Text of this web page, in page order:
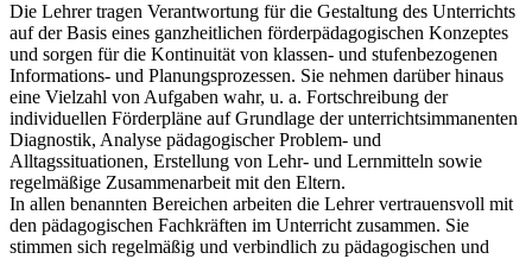
Die Lehrer tragen Verantwortung für die Gestaltung des Unterrichts
auf der Basis eines ganzheitlichen förderpädagogischen Konzeptes
und sorgen für die Kontinuität von klassen- und stufenbezogenen
Informations- und Planungsprozessen. Sie nehmen darüber hinaus
eine Vielzahl von Aufgaben wahr, u. a. Fortschreibung der
individuellen Förderpläne auf Grundlage der unterrichtsimmanenten
Diagnostik, Analyse pädagogischer Problem- und
Alltagssituationen, Erstellung von Lehr- und Lernmitteln sowie
regelmäßige Zusammenarbeit mit den Eltern.
In allen benannten Bereichen arbeiten die Lehrer vertrauensvoll mit
den pädagogischen Fachkräften im Unterricht zusammen. Sie
stimmen sich regelmäßig und verbindlich zu pädagogischen und